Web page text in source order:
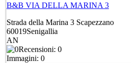
B&B VIA DELLA MARINA 3
Strada della Marina 3 Scapezzano
60019Senigallia
AN
Recensioni: 0
Immagini: 0